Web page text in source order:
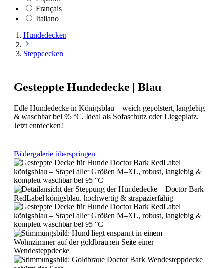
Français
Italiano
Hundedecken
Steppdecken
Gesteppte Hundedecke | Blau
Edle Hundedecke in Königsblau – weich gepolstert, langlebig
& waschbar bei 95 °C. Ideal als Sofaschutz oder Liegeplatz.
Jetzt entdecken!
Bildergalerie überspringen